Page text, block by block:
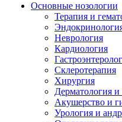
Основные нозологии
Терапия и
Неврология
Кардиология
Склеротерапия
Хирургия
Дерматология и
Акушерство и
Урология и